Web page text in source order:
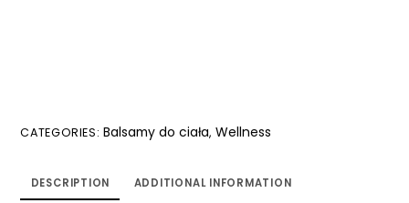
CATEGORIES: Balsamy do ciała,Wellness
DESCRIPTION ADDITIONAL INFORMATION